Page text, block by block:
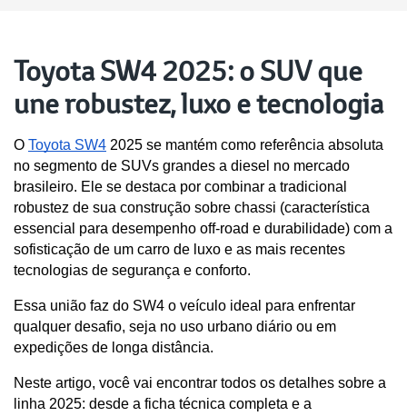
Toyota SW4 2025: o SUV que
une robustez, luxo e tecnologia
O Toyota SW4 2025 se mantém como referência absoluta
no segmento de SUVs grandes a diesel no mercado
brasileiro. Ele se destaca por combinar a tradicional
robustez de sua construção sobre chassi (característica
essencial para desempenho off-road e durabilidade) com a
sofisticação de um carro de luxo e as mais recentes
tecnologias de segurança e conforto.
Essa união faz do SW4 o veículo ideal para enfrentar
qualquer desafio, seja no uso urbano diário ou em
expedições de longa distância.
Neste artigo, você vai encontrar todos os detalhes sobre a
linha 2025: desde a ficha técnica completa e a